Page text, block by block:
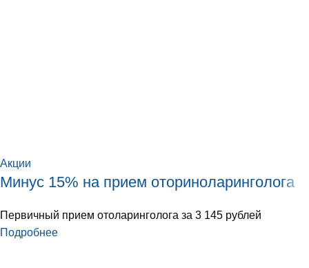
Акции
Минус 15% на прием оториноларинголога
Первичный прием отоларинголога за 3 145 рублей
Подробнее